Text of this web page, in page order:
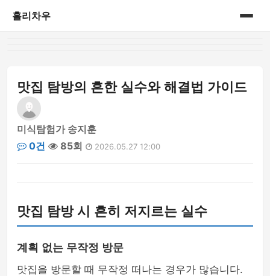
홀리차우
맛집 탐방의 흔한 실수와 해결법 가이드
미식탐험가 송지훈
0건
85회 2026.05.27 12:00
맛집 탐방 시 흔히 저지르는 실수
계획 없는 무작정 방문
맛집을 방문할 때 무작정 떠나는 경우가 많습니다.